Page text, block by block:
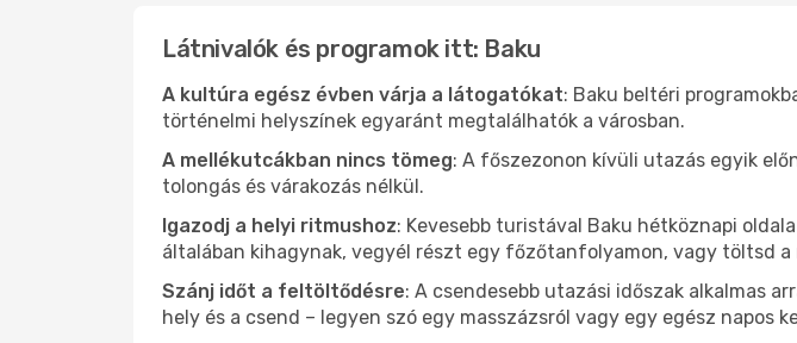
Látnivalók és programok itt: Baku
A kultúra egész évben várja a látogatókat: Baku beltéri
történelmi helyszínek egyaránt megtalálhatók a városban.
A mellékutcákban nincs tömeg: A főszezonon kívüli utazás egyik
tolongás és várakozás nélkül.
Igazodj a helyi ritmushoz: Kevesebb turistával Baku hétköznapi
általában kihagynak, vegyél részt egy főzőtanfolyamon, vagy töltsd a
Szánj időt a feltöltődésre: A csendesebb utazási időszak alkalmas
hely és a csend – legyen szó egy masszázsról vagy egy egész napos